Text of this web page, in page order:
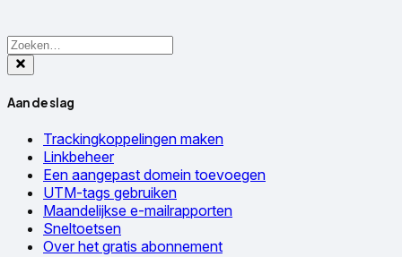
Aan de slag
Trackingkoppelingen maken
Linkbeheer
Een aangepast domein toevoegen
UTM-tags gebruiken
Maandelijkse e-mailrapporten
Sneltoetsen
Over het gratis abonnement